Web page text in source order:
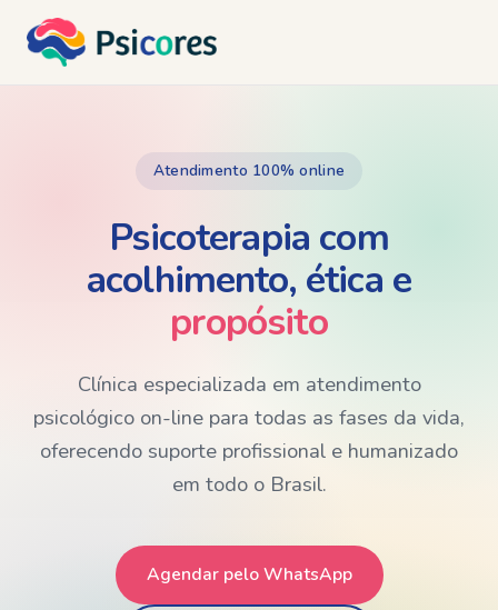
Atendimento 100% online
Psicoterapia com
acolhimento, ética e
propósito
Clínica especializada em atendimento
psicológico on-line para todas as fases da vida,
oferecendo suporte profissional e humanizado
em todo o Brasil.
Agendar pelo WhatsApp